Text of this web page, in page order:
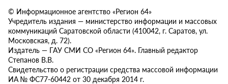
© Информационное агентство «Регион 64»
Учредитель издания — министерство информации и массовых
коммуникаций Саратовской области (410042, г. Саратов, ул.
Московская, д. 72).
Издатель — ГАУ СМИ СО «Регион 64». Главный редактор
Степанов В.В.
Свидетельство о регистрации средства массовой информации
ИА № ФС77-60442 от 30 декабря 2014 г.